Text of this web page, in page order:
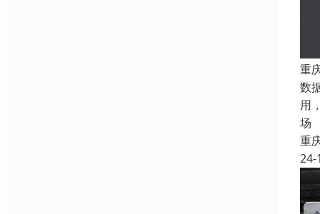
重
数
用
场
重
24-